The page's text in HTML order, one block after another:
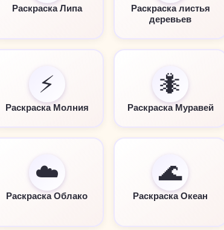
Раскраска Липа
Раскраска листья
деревьев
⚡
Раскраска Молния
🐜
Раскраска Муравей
☁️
Раскраска Облако
🌊
Раскраска Океан